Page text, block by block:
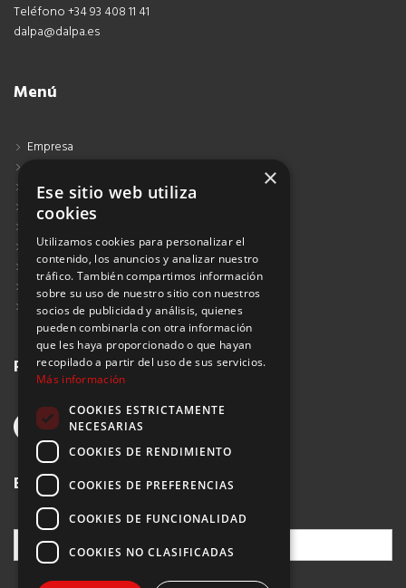
Teléfono +34 93 408 11 41
dalpa@dalpa.es
Menú
Empresa
Blog
Aviso Legal
Política de Privacidad
Política de Cookies
Política de Privacidad Redes Sociales
Suscribirse al Newsletter
Redes sociales
Buscar
×
Ese sitio web utiliza
cookies
Utilizamos cookies para personalizar el
contenido, los anuncios y analizar nuestro
tráfico. También compartimos información
sobre su uso de nuestro sitio con nuestros
socios de publicidad y análisis, quienes
pueden combinarla con otra información
que les haya proporcionado o que hayan
recopilado a partir del uso de sus servicios.
Más información
COOKIES ESTRICTAMENTE
NECESARIAS
COOKIES DE RENDIMIENTO
COOKIES DE PREFERENCIAS
COOKIES DE FUNCIONALIDAD
COOKIES NO CLASIFICADAS